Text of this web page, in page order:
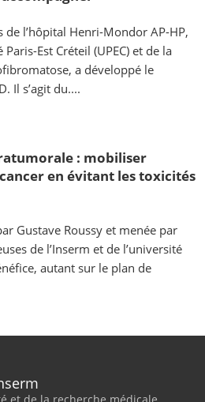
de l’hôpital Henri-Mondor AP-HP,
Est Créteil (UPEC) et de la
a développé le
Il s’agit du....
: mobiliser
en évitant les toxicités
Gustave Roussy et menée par
de l’Inserm et de l’université
autant sur le plan de